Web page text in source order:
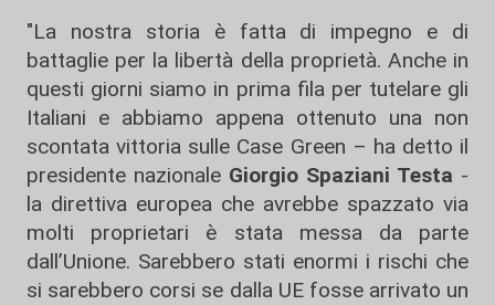
"La nostra storia è fatta di impegno e di
battaglie per la libertà della proprietà. Anche in
questi giorni siamo in prima fila per tutelare gli
Italiani e abbiamo appena ottenuto una non
scontata vittoria sulle Case Green – ha detto il
presidente nazionale Giorgio Spaziani Testa -
la direttiva europea che avrebbe spazzato via
molti proprietari è stata messa da parte
dall’Unione. Sarebbero stati enormi i rischi che
si sarebbero corsi se dalla UE fosse arrivato un